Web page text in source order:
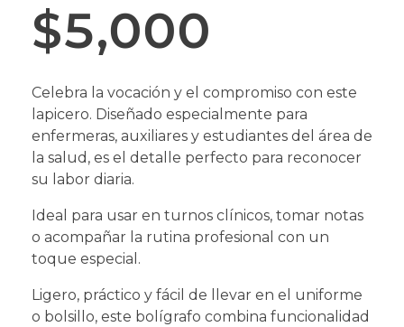
$5,000
Celebra la vocación y el compromiso con este
lapicero. Diseñado especialmente para
enfermeras, auxiliares y estudiantes del área de
la salud, es el detalle perfecto para reconocer
su labor diaria.
deal para usar en turnos clínicos, tomar notas
o acompañar la rutina profesional con un
toque especial.
Ligero, práctico y fácil de llevar en el uniforme
o bolsillo, este bolígrafo combina funcionalidad